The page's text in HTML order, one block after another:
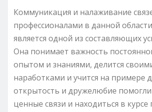
Коммуникация и налаживание
профессионалами в данной
является одной из составляющих
Она понимает важность
опытом и знаниями, делится
наработками и учится на примере
открытость и дружелюбие помогли
ценные связи и находиться в курсе